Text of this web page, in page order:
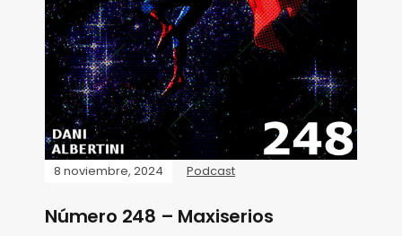
8 noviembre, 2024 Podcast
Número 248 – Maxiserios